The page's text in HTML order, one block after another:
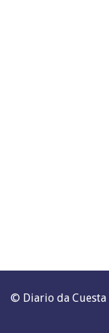
© Diario da Cuesta